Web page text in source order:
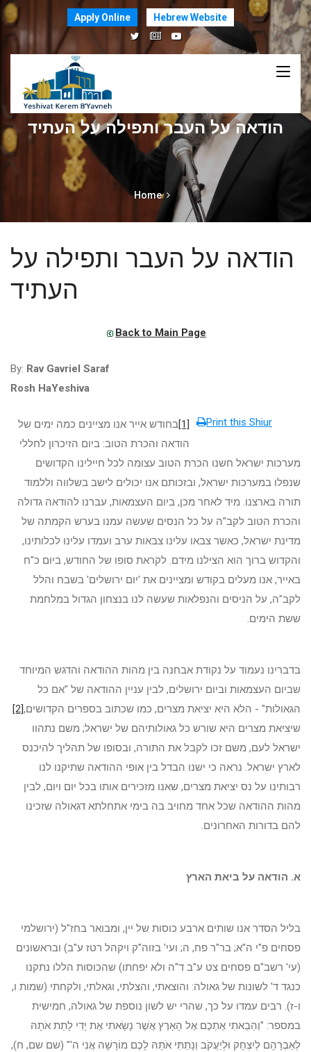
Apply Online Hebrew Website
הודאה על העבר ותפילה על העתיד
Home
הודאה על העבר ותפילה על
העתיד
Back to Main Page
By: Rav Gavriel Saraf
Rosh HaYeshiva
Print this Shiur
[1]בחודש אייר אנו מציינים כמה ימים של
הודאה והכרת הטוב: ביום הזיכרון לחללי
מערכות ישראל חשנו הכרת הטוב עצומה לכל חיילינו הקדושים
שנפלו במערכות ישראל, ובזכותם אנו יכולים לישב בשלווה וללמוד
תורה בארצנו. מיד לאחר מכן, ביום העצמאות, עברנו להודאה גדולה
והכרת הטוב לקב"ה על כל הנסים שעשה עמנו בערש הקמתה של
מדינת ישראל, כאשר צבאו עלינו צבאות ערב ועמדו עלינו לכלותינו,
והקדוש ברוך הוא הצילנו מידם. לקראת סופו של החודש, ביום כ"ח
באייר, אנו מעלים בקודש ומציינים את 'יום ירושלים' בשבח והלל
לקב"ה, על הניסים והנפלאות שעשה לנו בנצחון הגדול במלחמת
ששת הימים.
בדברינו נעמוד על נקודת אבחנה בין מהות ההודאה והדגש המיוחד
שביום העצמאות וביום ירושלים, לבין עניין ההודאה של "אם כל
הגאולות" - הלא היא יציאת מצרים, כמו שכתוב בספרים הקדושים,[2]
שיציאת מצרים היא שורש כל גאולותיהם של ישראל; משם נתהוו
ישראל לעם, משם זכו לקבל את התורה, ובסופו של תהליך להיכנס
לארץ ישראל. נראה כי ישנו הבדל בין אופי ההודאה שתיקנו לנו
רבותינו על נס יציאת מצרים, שאנו מזכירים אותו בכל יום ויום, לבין
מהות ההודאה שכל אחד מחויב בה בימי אתחלתא דגאולה שזכינו
להם בדורות האחרונים.
א. הודאה על ביאת הארץ
בליל הסדר אנו שותים ארבע כוסות של יין, ומבואר בחז"ל (ירושלמי
פסחים פ"י ה"א; בר"ר פח, ה; ועי' בזוה"ק ויקהל רטז ע"ב) ובראשונים
(עי' רשב"ם פסחים צט ע"ב ד"ה ולא יפחתו) שהכוסות הללו נתקנו
כנגד ד' לשונות של גאולה: והוצאתי, והצלתי, וגאלתי, ולקחתי (שמות ו,
ו-ז). רבים עמדו על כך, שהרי יש לשון נוספת של גאולה, חמישית
במספר: "וְהֵבֵאתִי אֶתְכֶם אֶל הָאָרֶץ אֲשֶׁר נָשָׂאתִי אֶת יָדִי לָתֵת אֹתָהּ
לְאַבְרָהָם לְיִצְחָק וּלְיַעֲקֹב וְנָתַתִּי אֹתָהּ לָכֶם מוֹרָשָׁה אֲנִי ה'" (שם שם, ח),